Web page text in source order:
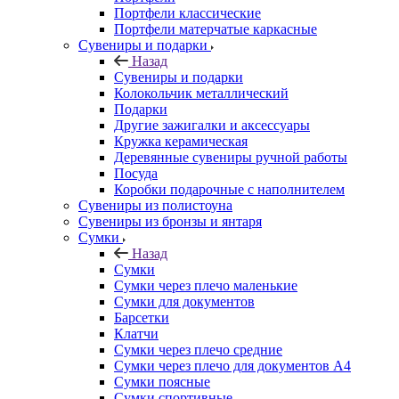
Портфели классические
Портфели матерчатые каркасные
Сувениры и подарки
Назад
Сувениры и подарки
Колокольчик металлический
Подарки
Другие зажигалки и аксессуары
Кружка керамическая
Деревянные сувениры ручной работы
Посуда
Коробки подарочные с наполнителем
Сувениры из полистоуна
Сувениры из бронзы и янтаря
Сумки
Назад
Сумки
Сумки через плечо маленькие
Сумки для документов
Барсетки
Клатчи
Сумки через плечо средние
Сумки через плечо для документов А4
Сумки поясные